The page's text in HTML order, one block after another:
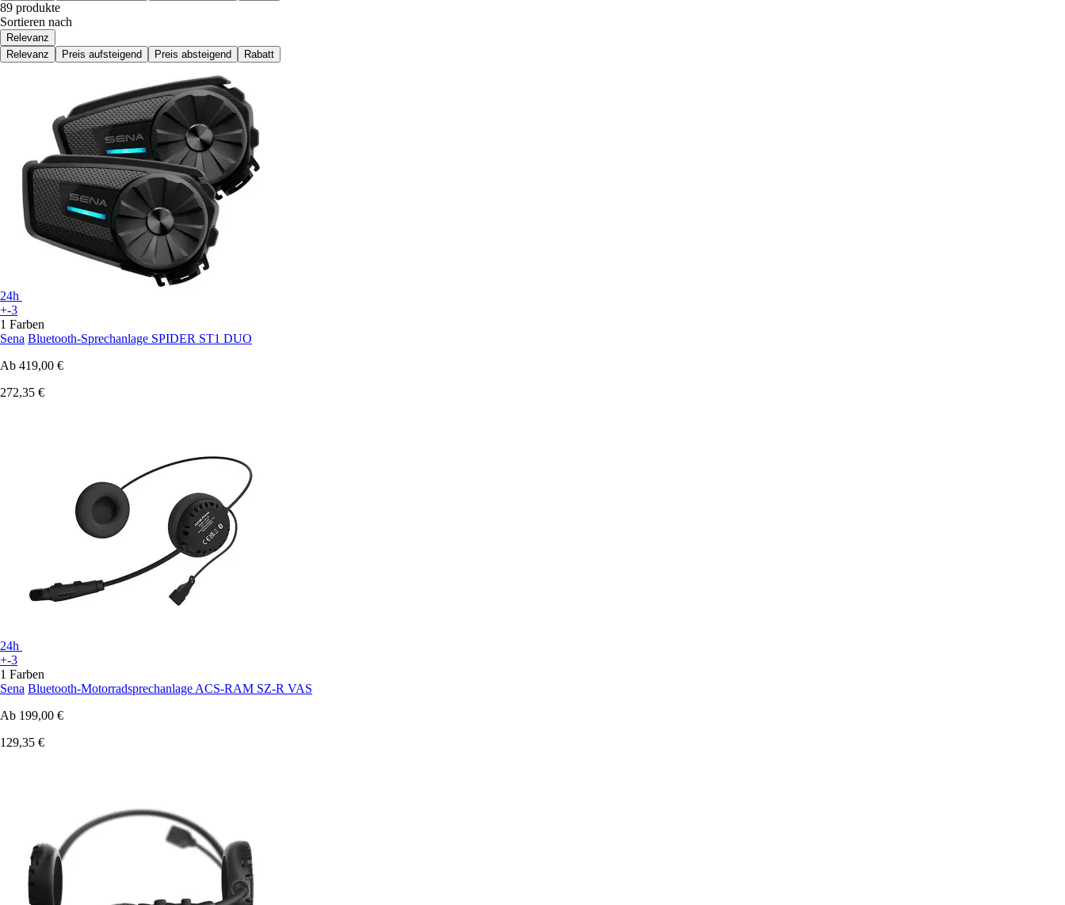
89 produkte
Sortieren nach
Relevanz
Relevanz
Preis aufsteigend Preis absteigend Rabatt
24h
+-3
1 Farben
Sena Bluetooth-Sprechanlage SPIDER ST1 DUO
Ab 419,00 €
272,35 €
24h
+-3
1 Farben
Sena Bluetooth-Motorradsprechanlage ACS-RAM SZ-R VAS
Ab 199,00 €
129,35 €